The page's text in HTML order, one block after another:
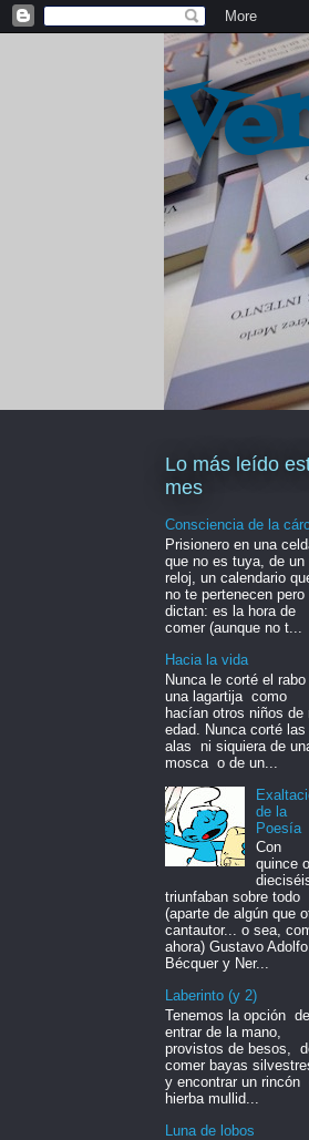
Lo más leído
mes
Consciencia de la
Prisionero en una
que no es tuya, de un
reloj, un calendario
no te pertenecen pero
dictan: es la hora de
comer (aunque no t...
Hacia la vida
Nunca le corté el rabo
una lagartija como
hacían otros niños de
edad. Nunca corté las
alas ni siquiera de
mosca o de un...
de la
Poesía
Con
quince o
triunfaban sobre todo
(aparte de algún que
cantautor... o sea,
ahora) Gustavo Adolfo
Bécquer y Ner...
Laberinto (y 2)
Tenemos la opción de
entrar de la mano,
provistos de besos,
comer bayas
y encontrar un rincón
hierba mullid...
Luna de lobos